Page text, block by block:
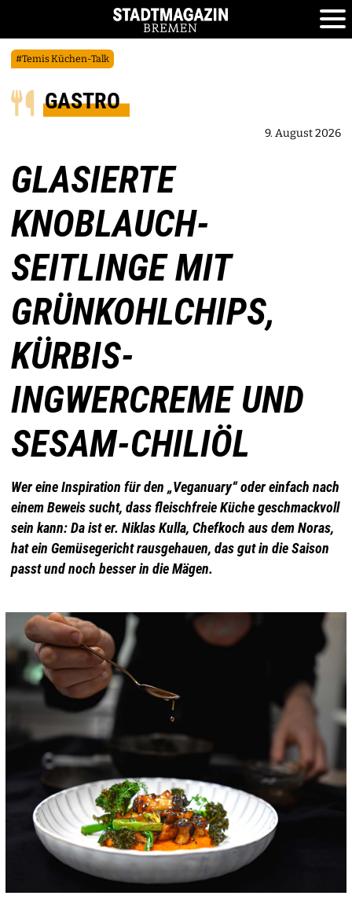
#Temis Küchen-Talk
GASTRO
9. August 2026
GLASIERTE
KNOBLAUCH-
SEITLINGE MIT
GRÜNKOHLCHIPS,
KÜRBIS-
INGWERCREME UND
SESAM-CHILIÖL
Wer eine Inspiration für den „Veganuary“ oder einfach nach
einem Beweis sucht, dass fleischfreie Küche geschmackvoll
sein kann: Da ist er. Niklas Kulla, Chefkoch aus dem Noras,
hat ein Gemüsegericht rausgehauen, das gut in die Saison
passt und noch besser in die Mägen.